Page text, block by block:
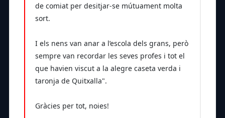
de comiat per desitjar-se mútuament molta
sort.
I els nens van anar a l’escola dels grans, però
sempre van recordar les seves profes i tot el
que havien viscut a la alegre caseta verda i
taronja de Quitxalla".
Gràcies per tot, noies!